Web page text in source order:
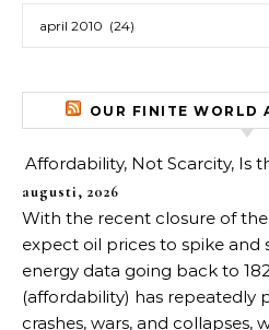
OUR FINITE WORLD
Affordability, Not Scarcity, Is
augusti, 2026
With the recent closure of
expect oil prices to spike and
energy data going back to
(affordability) has repeatedly
crashes, wars, and collapses,